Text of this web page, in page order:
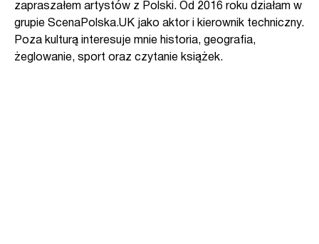
zapraszałem artystów z Polski. Od 2016 roku działam w
grupie ScenaPolska.UK jako aktor i kierownik techniczny.
Poza kulturą interesuje mnie historia, geografia,
żeglowanie, sport oraz czytanie książek.